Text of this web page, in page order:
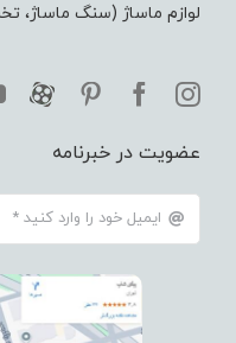
لوازم ماساژ (سنگ ماساژ،
عضویت در خبرنامه